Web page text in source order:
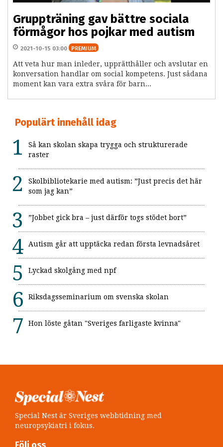
Gruppträning gav bättre sociala
förmågor hos pojkar med autism
2021-10-15 03:00 PREMIUM
Att veta hur man inleder, upprätthåller och avslutar en
konversation handlar om social kompetens. Just sådana
moment kan vara extra svåra för barn...
Populärt innehåll idag
Så kan skolan skapa trygga och strukturerade
raster
Skolbibliotekarie med autism: ”Just precis det här
som jag kan”
”Jobbet gick bra – just därför togs stödet bort”
Autism går att upptäcka redan första levnadsåret
Lyckad skolgång med npf
Riksdagsseminarium om svenska skolan
Hon löste gåtan "Sveriges farligaste kvinna"
Special Nest är Sveriges webbtidning med
neuropsykiatri i fokus.